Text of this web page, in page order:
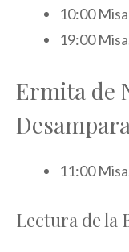
10:00 Misa
19:00
Ermita de
11:00
Lectura de la